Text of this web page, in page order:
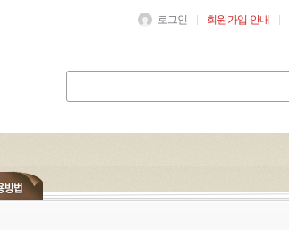
로그인 회원가입 안내